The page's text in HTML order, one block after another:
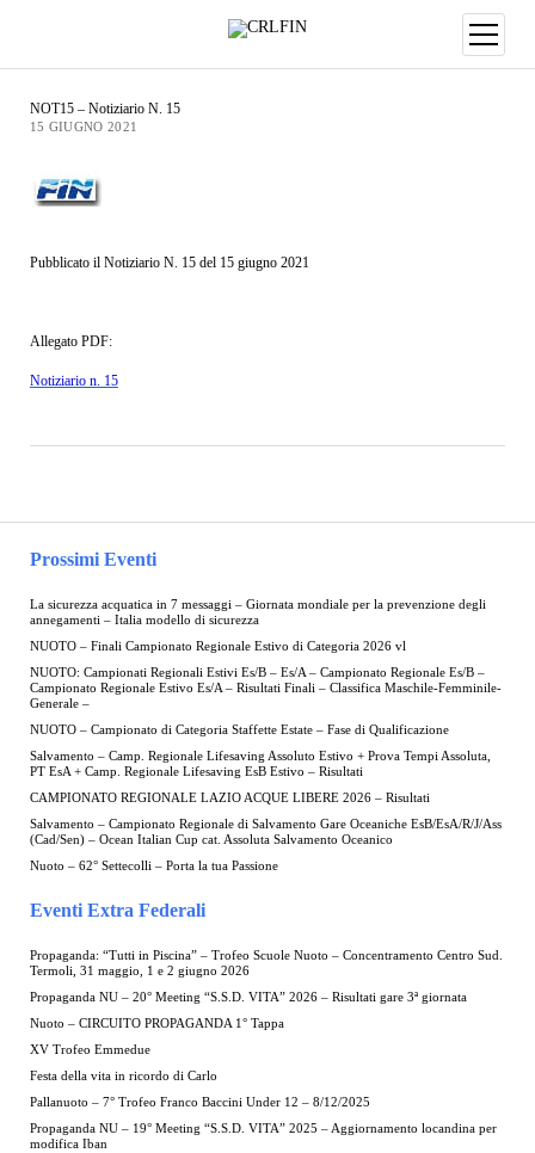
Prossimi Eventi
La sicurezza acquatica in 7 messaggi – Giornata mondiale per la prevenzione degli
annegamenti – Italia modello di sicurezza
NUOTO – Finali Campionato Regionale Estivo di Categoria 2026 vl
NUOTO: Campionati Regionali Estivi Es/B – Es/A – Campionato Regionale Es/B –
Campionato Regionale Estivo Es/A – Risultati Finali – Classifica Maschile-Femminile-
Generale –
NUOTO – Campionato di Categoria Staffette Estate – Fase di Qualificazione
Salvamento – Camp. Regionale Lifesaving Assoluto Estivo + Prova Tempi Assoluta,
PT EsA + Camp. Regionale Lifesaving EsB Estivo – Risultati
CAMPIONATO REGIONALE LAZIO ACQUE LIBERE 2026 – Risultati
Salvamento – Campionato Regionale di Salvamento Gare Oceaniche EsB/EsA/R/J/Ass
(Cad/Sen) – Ocean Italian Cup cat. Assoluta Salvamento Oceanico
Nuoto – 62° Settecolli – Porta la tua Passione
Eventi Extra Federali
Propaganda: “Tutti in Piscina” – Trofeo Scuole Nuoto – Concentramento Centro Sud.
Termoli, 31 maggio, 1 e 2 giugno 2026
Propaganda NU – 20° Meeting “S.S.D. VITA” 2026 – Risultati gare 3ª giornata
Nuoto – CIRCUITO PROPAGANDA 1° Tappa
XV Trofeo Emmedue
Festa della vita in ricordo di Carlo
Pallanuoto – 7° Trofeo Franco Baccini Under 12 – 8/12/2025
Propaganda NU – 19° Meeting “S.S.D. VITA” 2025 – Aggiornamento locandina per
modifica Iban
NOT15 – Notiziario N. 15
15 GIUGNO 2021
Pubblicato il Notiziario N. 15 del 15 giugno 2021
Allegato PDF:
Notiziario n. 15